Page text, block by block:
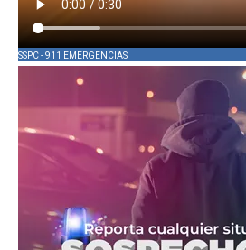
SSPC - 911 EMERGENCIAS